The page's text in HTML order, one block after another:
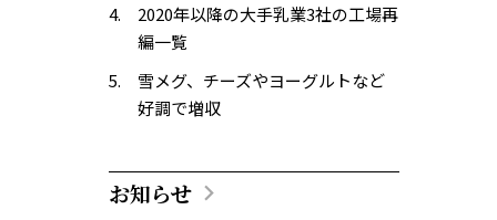
2020年以降の大手乳業3社の工場再
編一覧
雪メグ、チーズやヨーグルトなど
好調で増収
お知らせ